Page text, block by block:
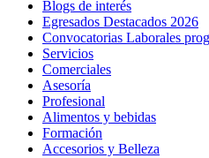
Blogs de interés
Egresados Destacados 2026
Convocatorias Laborales
Servicios
Comerciales
Asesoría
Profesional
Alimentos y bebidas
Formación
Accesorios y Belleza